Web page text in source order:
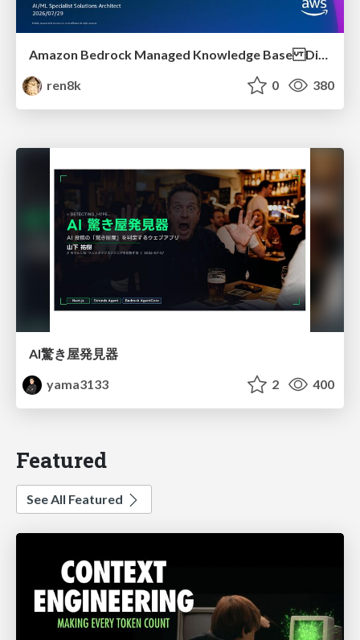
Amazon Bedrock Managed Knowledge Base Dive Deep
ren8k
0 380
AI驚き屋発見器
yama3133
2 400
Featured
See All Featured